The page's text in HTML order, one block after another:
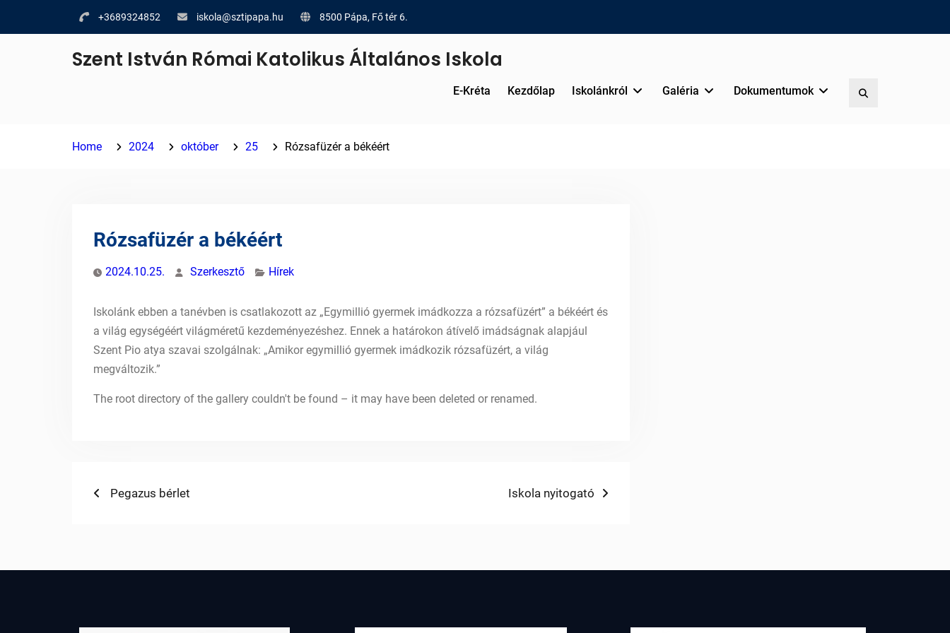
+3689324852 iskola@sztipapa.hu 8500 Pápa, Fő tér 6.
Szent István Római Katolikus Általános Iskola
E-Kréta Kezdőlap Iskolánkról Galéria Dokumentumok
Home 2024 október 25 Rózsafüzér a békéért
Rózsafüzér a békéért
2024.10.25. Szerkesztő Hírek
Iskolánk ebben a tanévben is csatlakozott az „Egymillió gyermek imádkozza a rózsafüzért” a békéért és
a világ egységéért világméretű kezdeményezéshez. Ennek a határokon átívelő imádságnak alapjául
Szent Pio atya szavai szolgálnak: „Amikor egymillió gyermek imádkozik rózsafüzért, a világ
megváltozik.”
The root directory of the gallery couldn't be found – it may have been deleted or renamed.
Bejegyzés
Previous
Pegazus bérlet
Next
Iskola nyitogató